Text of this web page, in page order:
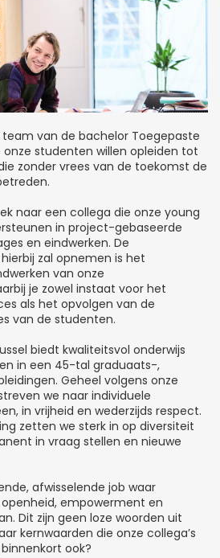
van de bachelor Toegepaste
studenten willen opleiden tot
zonder vrees van de toekomst de
naar een collega die onze young
in project-gebaseerde
en eindwerken. De
zal opnemen is het
van onze
je zowel instaat voor het
als het opvolgen van de
van de studenten.
biedt kwaliteitsvol onderwijs
in een 45-tal graduaats-,
Geheel volgens onze
we naar individuele
in vrijheid en wederzijds respect.
zetten we sterk in op diversiteit
in vraag stellen en nieuwe
afwisselende job waar
empowerment en
Dit zijn geen loze woorden uit
kernwaarden die onze collega’s
ook?